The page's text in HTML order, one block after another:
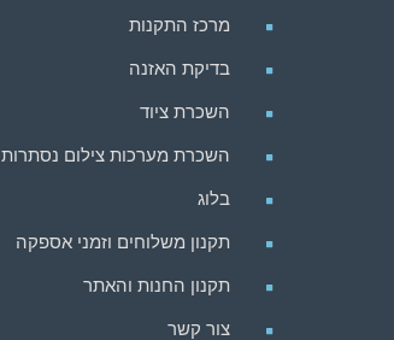
מרכז התקנות
בדיקת האזנה
השכרת ציוד
השכרת מערכות צילום נסתרות
בלוג
תקנון משלוחים וזמני אספקה
תקנון החנות והאתר
צור קשר